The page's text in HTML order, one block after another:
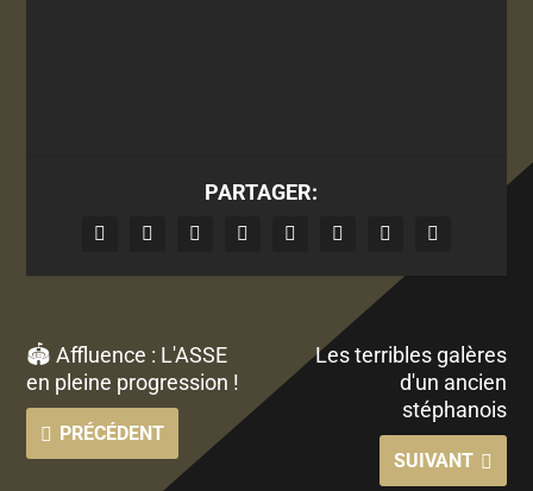
PARTAGER:
🏟 Affluence : L'ASSE
en pleine progression !
PRÉCÉDENT
Les terribles galères
d'un ancien
stéphanois
SUIVANT